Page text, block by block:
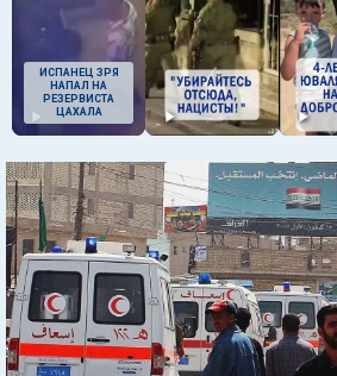
ИСПАНЕЦ ЗРЯ
НАПАЛ НА
РЕЗЕРВИСТА
ЦАХАЛА